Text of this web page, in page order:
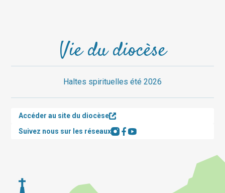
Vie du diocèse
Haltes spirituelles été 2026
Accéder au site du diocèse
Suivez nous sur les réseaux